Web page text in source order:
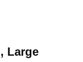
Large